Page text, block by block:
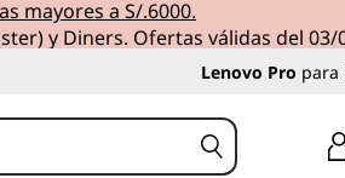
mayores a S/.6000.
y Diners. Ofertas válidas del
Lenovo Pro para